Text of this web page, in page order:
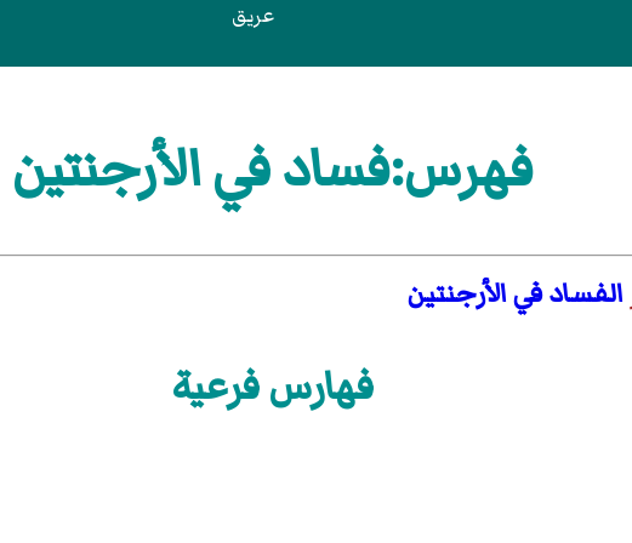
عريق
فهرس:فساد في الأرجنتين
الفساد في الأرجنتين
فهارس فرعية